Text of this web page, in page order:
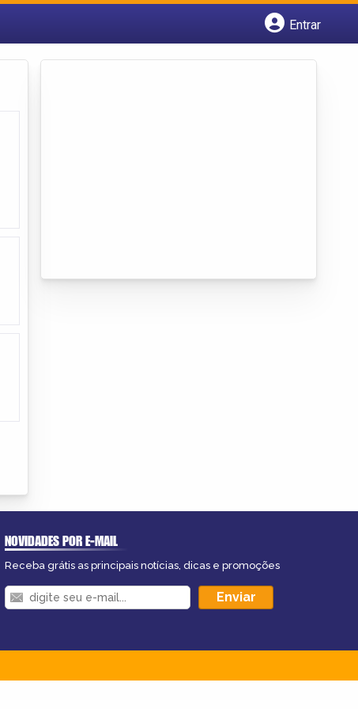
Entrar
NOVIDADES POR E-MAIL
Receba grátis as principais notícias, dicas e promoções